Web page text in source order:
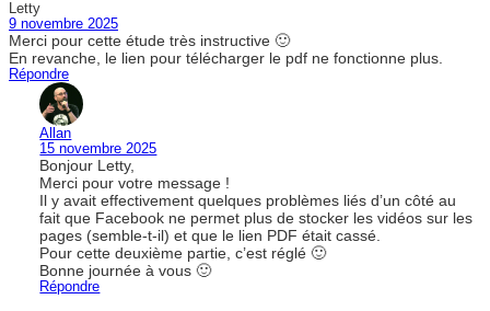
Letty
9 novembre 2025
Merci pour cette étude très instructive 🙂
En revanche, le lien pour télécharger le pdf ne fonctionne plus.
Répondre
Allan
15 novembre 2025
Bonjour Letty,
Merci pour votre message !
Il y avait effectivement quelques problèmes liés d’un côté au
fait que Facebook ne permet plus de stocker les vidéos sur les
pages (semble-t-il) et que le lien PDF était cassé.
Pour cette deuxième partie, c’est réglé 🙂
Bonne journée à vous 🙂
Répondre